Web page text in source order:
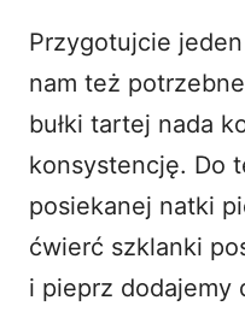
Przygotujcie
nam też
bułki tartej nada
konsystencję. Do
posiekanej natki
ćwierć szklanki
i pieprz dodajemy